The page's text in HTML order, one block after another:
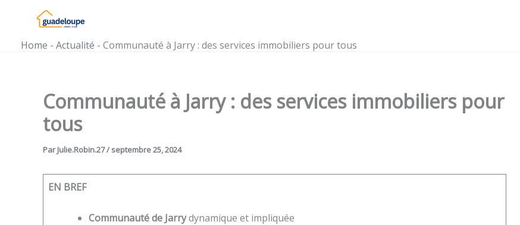
Home - Actualité - Communauté à Jarry : des services immobiliers pour tous
Communauté à Jarry : des services immobiliers pour
tous
ParJulie.Robin.27/ septembre 25, 2024
EN BREF
Communauté de Jarrydynamique et impliquée